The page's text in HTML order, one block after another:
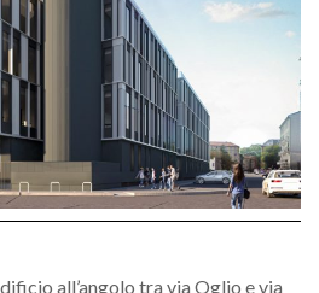
all’angolo tra via Oglio e via